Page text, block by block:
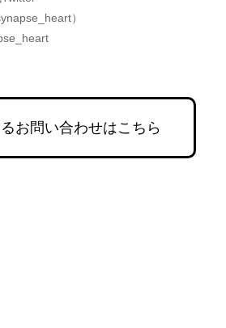
）
お問い合わせはこちら